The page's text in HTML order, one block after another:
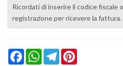
Ricordati di inserire il codice fiscale
registrazione per ricevere la fattura.
FacebookWhatsAppTelegram